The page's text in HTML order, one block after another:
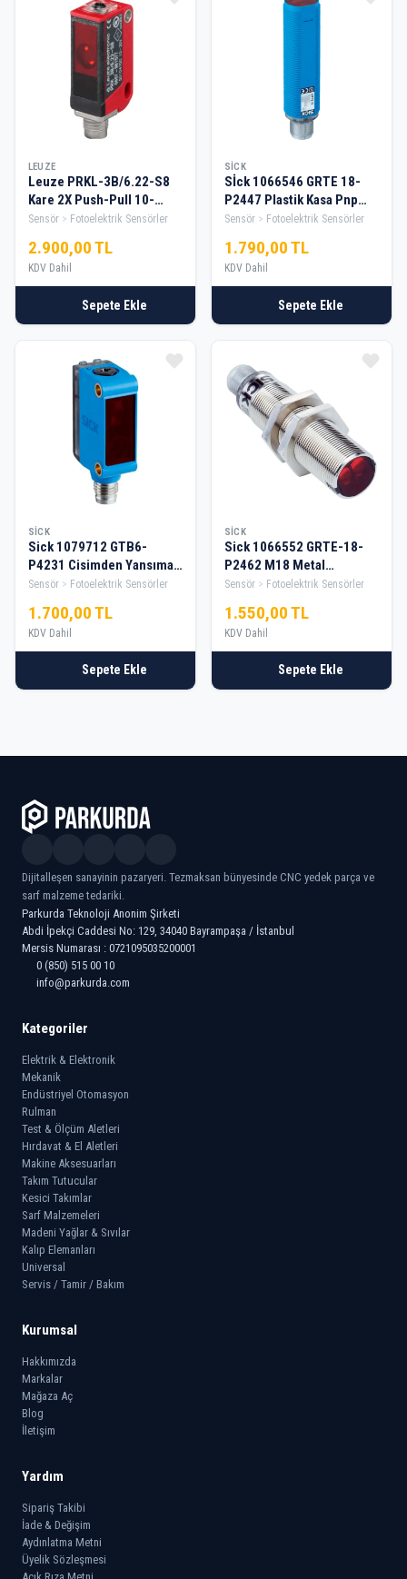
LEUZE
Leuze PRKL-3B/6.22-S8
Kare 2X Push-Pull 10-
30Vdc No/Nc Reflektörlü
Sensör Fotoelektrik Sensörler
2.900,00 TL
KDV Dahil
Sepete Ekle
SICK
Sİck 1066546 GRTE 18-
P2447 Plastik Kasa Pnp
No/Nc Sensör
Sensör Fotoelektrik Sensörler
1.790,00 TL
KDV Dahil
Sepete Ekle
SICK
Sick 1079712 GTB6-
P4231 Cisimden Yansımalı
Kübik Soketli PNP M8
Sensör Fotoelektrik Sensörler
1.700,00 TL
KDV Dahil
Sepete Ekle
SICK
Sick 1066552 GRTE-18-
P2462 M18 Metal
Cisimden Yansımalı Pnp
Sensör Fotoelektrik Sensörler
1.550,00 TL
KDV Dahil
Sepete Ekle
Dijitalleşen sanayinin pazaryeri. Tezmaksan bünyesinde CNC yedek parça ve
sarf malzeme tedariki.
Parkurda Teknoloji Anonim Şirketi
Abdi İpekçi Caddesi No: 129, 34040 Bayrampaşa / İstanbul
Mersis Numarası : 0721095035200001
0 (850) 515 00 10
info@parkurda.com
Kategoriler
Elektrik & Elektronik
Mekanik
Endüstriyel Otomasyon
Rulman
Test & Ölçüm Aletleri
Hırdavat & El Aletleri
Makine Aksesuarları
Takım Tutucular
Kesici Takımlar
Sarf Malzemeleri
Madeni Yağlar & Sıvılar
Kalıp Elemanları
Universal
Servis / Tamir / Bakım
Kurumsal
Hakkımızda
Markalar
Mağaza Aç
Blog
İletişim
Yardım
Sipariş Takibi
İade & Değişim
Aydınlatma Metni
Üyelik Sözleşmesi